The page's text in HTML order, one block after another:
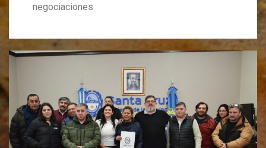
negociaciones